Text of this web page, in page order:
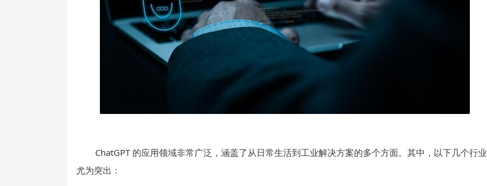
ChatGPT 的应用领域非常广泛，涵盖了从日常生活到工业解决方案的多个方面。其中，以下几个行业
尤为突出：